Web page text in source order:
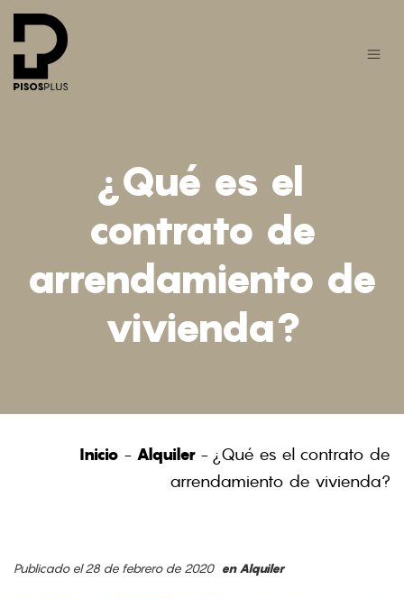
¿Qué es el
contrato de
arrendamiento de
vivienda?
Inicio - Alquiler - ¿Qué es el contrato de
arrendamiento de vivienda?
Publicado el 28 de febrero de 2020 enAlquiler